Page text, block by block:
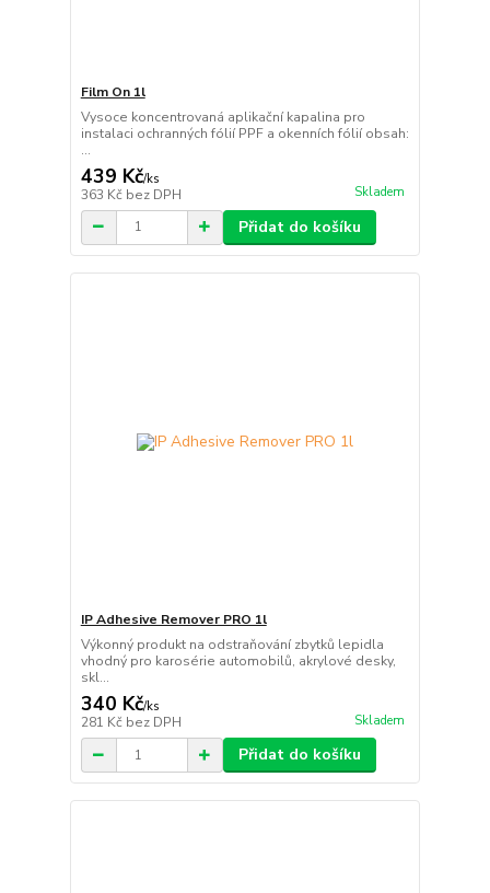
Film On 1l
Vysoce koncentrovaná aplikační kapalina pro
instalaci ochranných fólií PPF a okenních fólií obsah:
...
439 Kč/ks
363 Kč bez DPH Skladem
Přidat do košíku
IP Adhesive Remover PRO 1l
Výkonný produkt na odstraňování zbytků lepidla
vhodný pro karosérie automobilů, akrylové desky,
skl...
340 Kč/ks
281 Kč bez DPH Skladem
Přidat do košíku